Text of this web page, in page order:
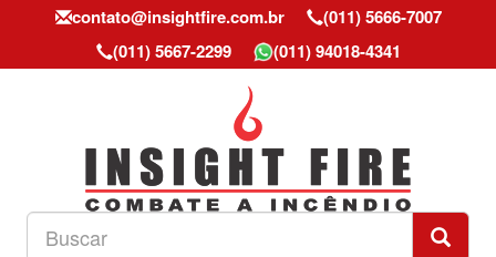
contato@insightfire.com.br
(011) 5666-7007
(011) 5667-2299
(011) 94018-4341